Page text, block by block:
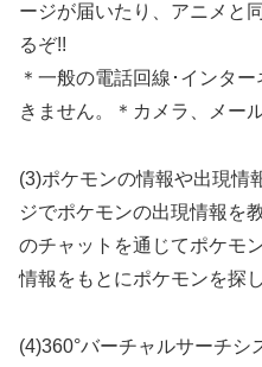
ージが届いたり、アニメと
るぞ!!
＊一般の電話回線･インタ
きません。＊カメラ、メー
(3)ポケモンの情報や出現情
ジでポケモンの出現情報を
のチャットを通じてポケモ
情報をもとにポケモンを探
(4)360°バーチャルサーチシ